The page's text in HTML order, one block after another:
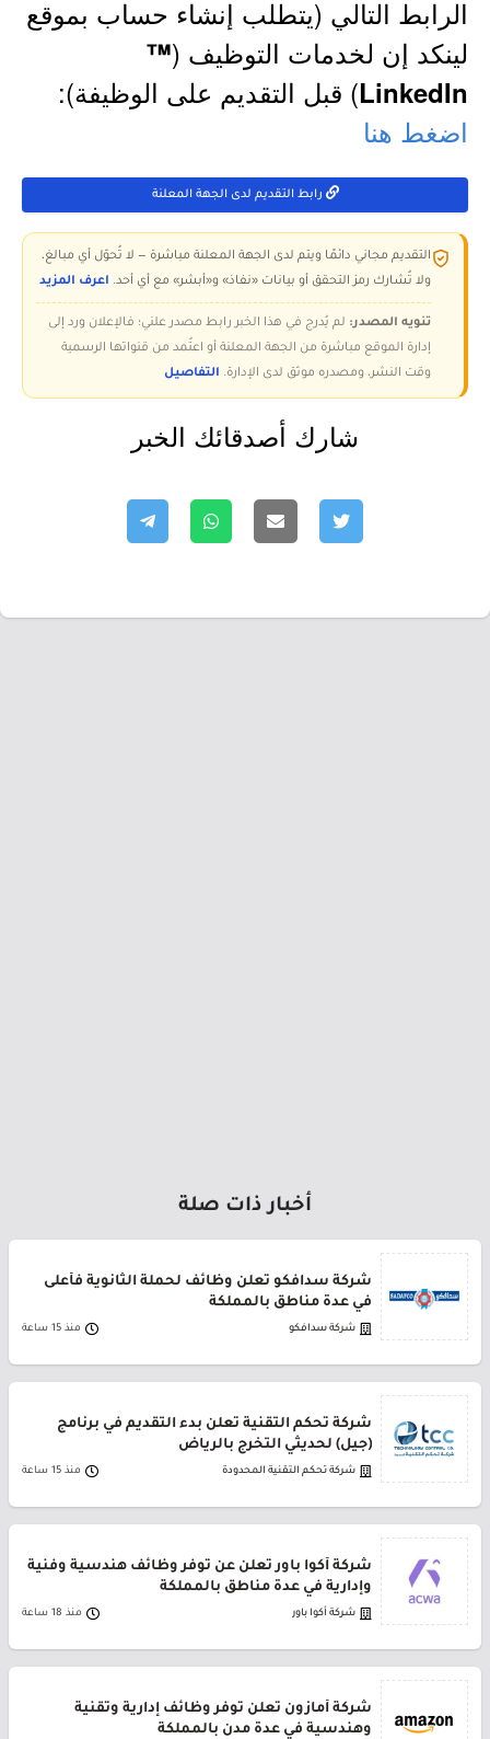
الرابط التالي (يتطلب إنشاء حساب بموقع
لينكد إن لخدمات التوظيف (™
LinkedIn) قبل التقديم على الوظيفة):
اضغط هنا
رابط التقديم لدى الجهة المعلنة
التقديم مجاني دائمًا ويتم لدى الجهة المعلنة مباشرة — لا تُحوّل أي مبالغ،
ولا تُشارك رمز التحقق أو بيانات «نفاذ» و«أبشر» مع أي أحد. اعرف المزيد
تنويه المصدر: لم يُدرج في هذا الخبر رابط مصدر علني؛ فالإعلان ورد إلى
إدارة الموقع مباشرة من الجهة المعلنة أو اعتُمد من قنواتها الرسمية
وقت النشر، ومصدره موثق لدى الإدارة. التفاصيل
شارك أصدقائك الخبر
أخبار ذات صلة
شركة سدافكو تعلن وظائف لحملة الثانوية فأعلى
في عدة مناطق بالمملكة
شركة سدافكو منذ 15 ساعة
شركة تحكم التقنية تعلن بدء التقديم في برنامج
(جيل) لحديثي التخرج بالرياض
شركة تحكم التقنية المحدودة منذ 15 ساعة
شركة أكوا باور تعلن عن توفر وظائف هندسية وفنية
وإدارية في عدة مناطق بالمملكة
شركة أكوا باور منذ 18 ساعة
شركة أمازون تعلن توفر وظائف إدارية وتقنية
وهندسية في عدة مدن بالمملكة